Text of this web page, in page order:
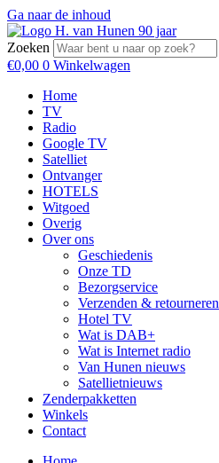
Ga naar de inhoud
Zoeken
€0,00 0 Winkelwagen
Home
TV
Radio
Google TV
Satelliet
Ontvanger
HOTELS
Witgoed
Overig
Over ons
Geschiedenis
Onze TD
Bezorgservice
Verzenden & retourneren
Hotel TV
Wat is DAB+
Wat is Internet radio
Van Hunen nieuws
Satellietnieuws
Zenderpakketten
Winkels
Contact